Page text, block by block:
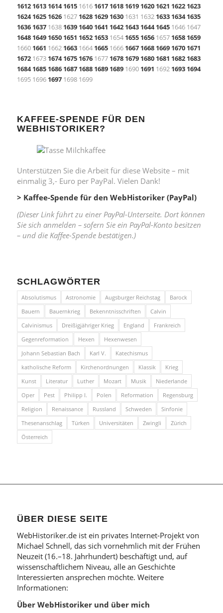
1612 1613 1614 16151616 1617 1618 1619 1620 1621 1622 1623
1624 1625 16261627 1628 1629 16301631 1632 1633 1634 1635
1636 16371638 1639 1640 1641 1642 1643 1644 16451646 1647
1648 1649 1650 1651 1652 16531654 1655 16561657 1658 1659
1660 1661 1662 16631664 16651666 1667 1668 1669 1670 1671
16721673 1674 1675 16761677 1678 1679 1680 1681 1682 1683
1684 1685 1686 1687 1688 1689 16891690 1691 1692 1693 1694
1695 1696 16971698 1699
KAFFEE-SPENDE FÜR DEN
WEBHISTORIKER?
Unterstützen Sie die Arbeit für diese Website – mit
einmalig 3,- Euro per PayPal. Vielen Dank!
> Kaffee-Spende für den WebHistoriker (PayPal)
(Dieser Link führt zu einer PayPal-Unterseite. Dort können
Sie sich anmelden – sofern Sie ein PayPal-Konto besitzen
– und die Kaffee-Spende bestätigen.)
SCHLAGWÖRTER
Absolutismus Astronomie Augsburger Reichstag
Barock
Bauern
Bauernkrieg Bekenntnisschriften
Calvin
Calvinismus
Dreißigjähriger Krieg England
Frankreich
Gegenreformation
Hexen
Hexenwesen
Johann Sebastian Bach
Karl V.
Katechismus
katholische Reform
Kirchenordnungen Klassik
Krieg
Kunst
Literatur Luther Mozart Musik
Niederlande
Oper
Pest Philipp I. Polen Reformation
Regensburg
Religion
Renaissance Russland Schweden
Sinfonie
Thesenanschlag
Türken Universitäten Zwingli
Zürich
Österreich
ÜBER DIESE SEITE
WebHistoriker.de ist ein privates Internet-Projekt von
Michael Schnell, das sich vornehmlich mit der Frühen
Neuzeit (16.–18. Jahrhundert) beschäftigt und, auf
wissenschaftlichem Niveau, alle an Geschichte
Interessierten ansprechen möchte. Weitere
Informationen:
Über WebHistoriker und über mich